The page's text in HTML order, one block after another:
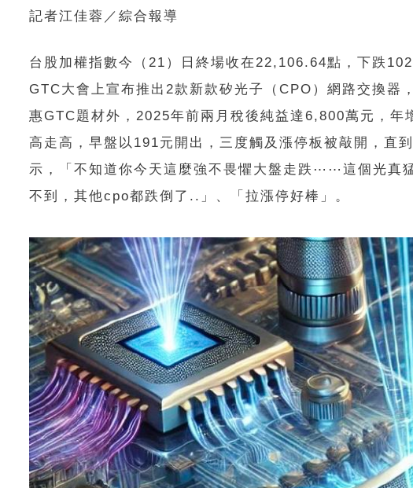
記者江佳蓉／綜合報導
台股加權指數今（21）日終場收在22,106.64點，下跌
GTC大會上宣布推出2款新款矽光子（CPO）網路交換器
惠GTC題材外，2025年前兩月稅後純益達6,800萬元，
高走高，早盤以191元開出，三度觸及漲停板被敲開，直
示，「不知道你今天這麼強不畏懼大盤走跌⋯⋯這個光真
不到，其他cpo都跌倒了..」、「拉漲停好棒」。